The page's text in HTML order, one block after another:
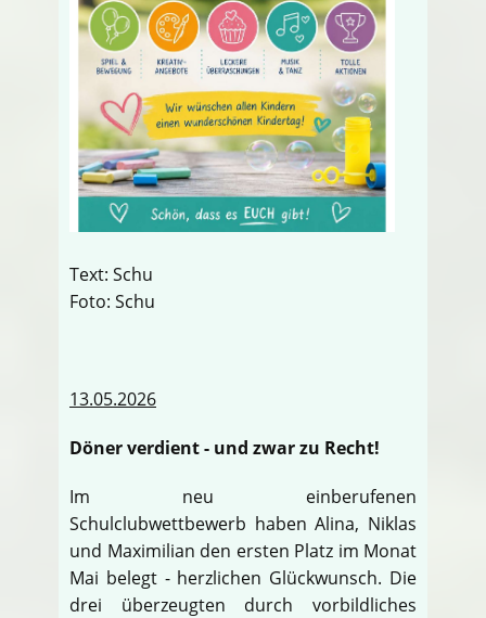
Text: Schu
Foto: Schu
13.05.2026
Döner verdient - und zwar zu Recht!
Im neu einberufenen
Schulclubwettbewerb haben Alina, Niklas
und Maximilian den ersten Platz im Monat
Mai belegt - herzlichen Glückwunsch. Die
drei überzeugten durch vorbildliches